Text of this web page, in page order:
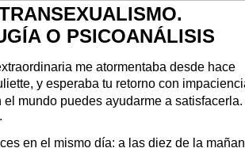
O PSICOANÁLISIS
me atormentaba desde hace
y esperaba tu retorno con
el mundo puedes ayudarme a satisfacerla.
en el mismo día: a las diez de la